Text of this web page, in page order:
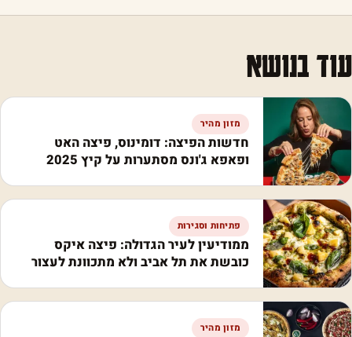
עוד בנושא
מזון מהיר
חדשות הפיצה: דומינוס, פיצה האט
ופאפא ג'ונס מסתערות על קיץ 2025
פתיחות וסגירות
ממודיעין לעיר הגדולה: פיצה איקס
כובשת את תל אביב ולא מתכוונת לעצור
מזון מהיר